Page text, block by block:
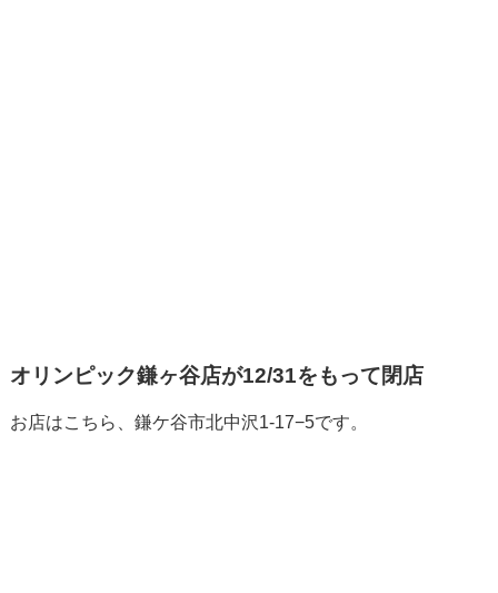
オリンピック鎌ヶ谷店が12/31をもって閉店
お店はこちら、鎌ケ谷市北中沢1-17−5です。